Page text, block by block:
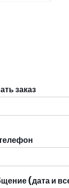
заказ
(дата и